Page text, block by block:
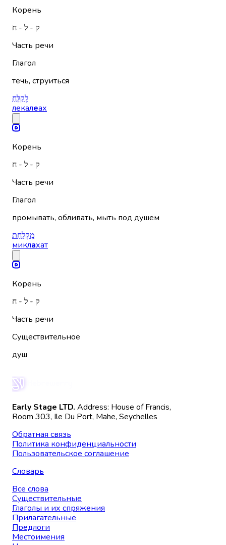
Корень
ק - ל - ח
Часть речи
Глагол
течь, струиться
לְקַלֵּחַ
лекалеах
Корень
ק - ל - ח
Часть речи
Глагол
промывать, обливать, мыть под душем
מִקְלַחַת
миклахат
Корень
ק - ל - ח
Часть речи
Существительное
душ
Early Stage LTD. Address: House of Francis,
Room 303, Ile Du Port, Mahe, Seychelles
Обратная связь
Политика конфиденциальности
Пользовательское соглашение
Словарь
Все слова
Существительные
Глаголы и их спряжения
Прилагательные
Предлоги
Местоимения